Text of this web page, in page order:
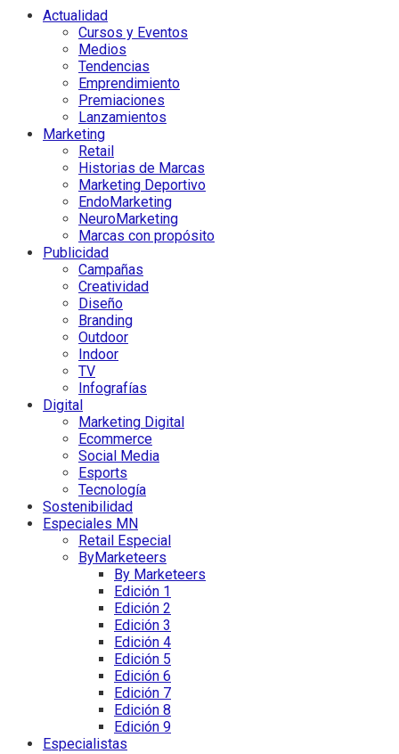
Actualidad
Cursos y Eventos
Medios
Tendencias
Emprendimiento
Premiaciones
Lanzamientos
Marketing
Retail
Historias de Marcas
Marketing Deportivo
EndoMarketing
NeuroMarketing
Marcas con propósito
Publicidad
Campañas
Creatividad
Diseño
Branding
Outdoor
Indoor
TV
Infografías
Digital
Marketing Digital
Ecommerce
Social Media
Esports
Tecnología
Sostenibilidad
Especiales MN
Retail Especial
ByMarketeers
By Marketeers
Edición 1
Edición 2
Edición 3
Edición 4
Edición 5
Edición 6
Edición 7
Edición 8
Edición 9
Especialistas